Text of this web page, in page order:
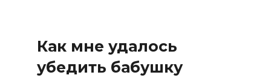
Как мне удалось
убедить бабушку